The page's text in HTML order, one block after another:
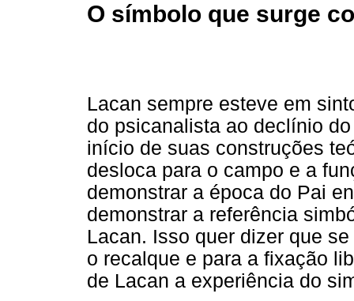
O símbolo que surge
Lacan sempre esteve em
do psicanalista ao declínio
início de suas construções
desloca para o campo e a
demonstrar a época do Pai
demonstrar a referência
Lacan. Isso quer dizer que
o recalque e para a fixação
de Lacan a experiência do